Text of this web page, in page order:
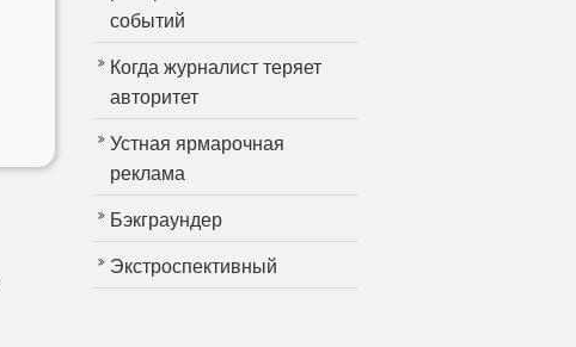
событий
Когда журналист теряет
авторитет
Устная ярмарочная
реклама
Бэкграундер
Экстроспективный